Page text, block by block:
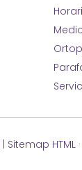
| Sitemap HTML·